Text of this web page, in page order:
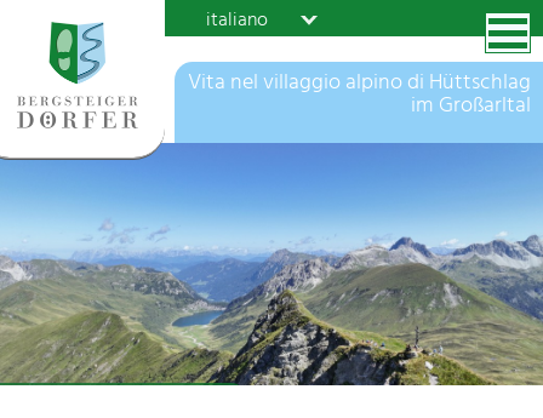
italiano
Vita nel villaggio alpino di Hüttschlag
im Großarltal